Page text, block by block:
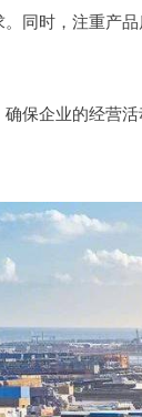
同时，注重产
保企业的经营